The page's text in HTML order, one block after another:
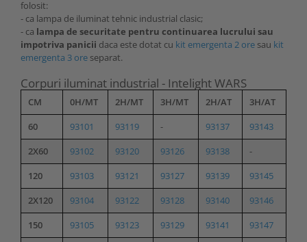
folosit:
- ca lampa de iluminat tehnic industrial clasic;
- ca lampa de securitate pentru continuarea lucrului sau
impotriva panicii daca este dotat cu kit emergenta 2 ore sau kit
emergenta 3 ore separat.
Corpuri iluminat industrial - Intelight WARS
CM 0H/MT 2H/MT 3H/MT 2H/AT
3H/AT
60
93101 93119 - 93137
93143
2X60
93102 93120 93126 93138
-
120
93103 93121 93127 93139
93145
2X120
93104 93122 93128 93140
93146
150
93105 93123 93129 93141
93147